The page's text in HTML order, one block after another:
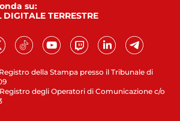
della Stampa presso il Tribunale di
degli Operatori di Comunicazione c/o
su:
TERRESTRE